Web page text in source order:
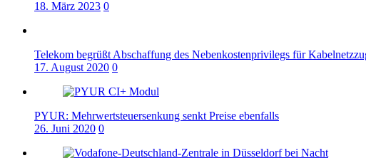
18. März 2023 0
Telekom begrüßt Abschaffung des Nebenkostenprivilegs für
17. August 2020 0
PYUR: Mehrwertsteuersenkung senkt Preise ebenfalls
26. Juni 2020 0